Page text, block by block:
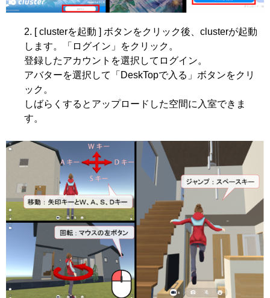
[ clusterを起動 ] ボタンをクリック後、clusterが起動
します。「ログイン」をクリック。
登録したアカウントを選択してログイン。
アバターを選択して「DeskTopで入る」ボタンをクリ
ック。
しばらくするとアップロードした空間に入室できま
す。